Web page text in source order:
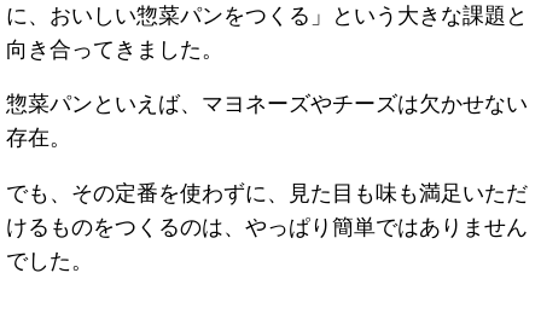
に、おいしい惣菜パンをつくる」という大きな課題と
向き合ってきました。
惣菜パンといえば、マヨネーズやチーズは欠かせない
存在。
でも、その定番を使わずに、見た目も味も満足いただ
けるものをつくるのは、やっぱり簡単ではありません
でした。